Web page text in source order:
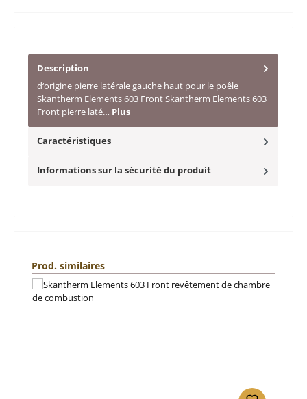
Description
d‘origine pierre latérale gauche haut pour le poêle
Skantherm Elements 603 Front Skantherm Elements 603
Front pierre laté… Plus
Caractéristiques
Informations sur la sécurité du produit
Ignorer la galerie de produits
Prod. similaires